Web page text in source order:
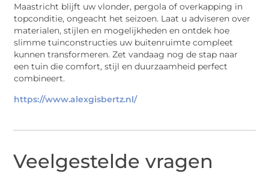
Maastricht blijft uw vlonder, pergola of overkapping in
topconditie, ongeacht het seizoen. Laat u adviseren over
materialen, stijlen en mogelijkheden en ontdek hoe
slimme tuinconstructies uw buitenruimte compleet
kunnen transformeren. Zet vandaag nog de stap naar
een tuin die comfort, stijl en duurzaamheid perfect
combineert.
https://www.alexgisbertz.nl/
Veelgestelde vragen